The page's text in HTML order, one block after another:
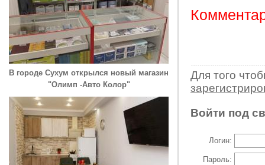
В городе Сухум открылся новый магазин
"Олимп -Авто Колор"
Для того
Войти под
Логин:
Пароль: